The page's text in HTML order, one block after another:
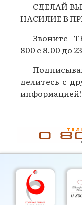
СДЕЛАЙ
НАСИЛИЕ В
Звоните
800 с 8.00 до
делитесь с
информацией!